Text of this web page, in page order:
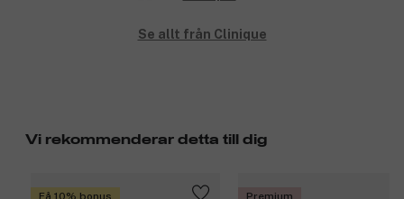
Se allt från Clinique
Vi rekommenderar detta till dig